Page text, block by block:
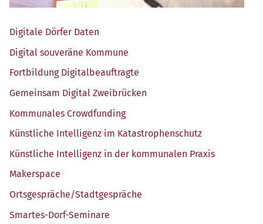
Digi­ta­le Dör­fer Daten
Digi­tal sou­ve­rä­ne Kommune
Fort­bil­dung Digitalbeauftragte
Gemein­sam Digi­tal Zweibrücken
Kom­mu­na­les Crowdfunding
Künst­li­che Intel­li­genz im Katastrophenschutz
Künst­li­che Intel­li­genz in der kom­mu­na­len Praxis
Maker­space
Ortsgespräche/​Stadtgespräche
Smar­tes-Dorf-Semi­na­re